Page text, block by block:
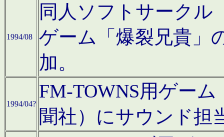
1994/08
同人ソフトサークル
ゲーム「爆裂兄貴」
加。
1994/04?
FM-TOWNS用ゲー
聞社）にサウンド担